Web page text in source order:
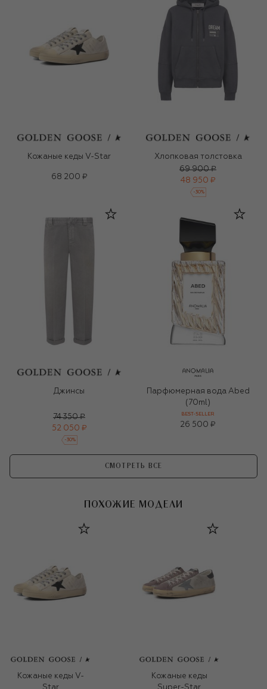
Кожаные кеды V-Star
68 200 ₽
Хлопковая толстовка
69 900 ₽
48 950 ₽
-30%
Джинсы
74 350 ₽
52 050 ₽
-30%
Парфюмерная вода Abed
(70ml)
BEST-SELLER
26 500 ₽
СМОТРЕТЬ ВСЕ
ПОХОЖИЕ МОДЕЛИ
Кожаные кеды V-
Star
Кожаные кеды
Super-Star